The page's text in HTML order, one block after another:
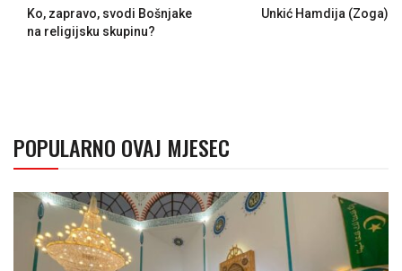
Ko, zapravo, svodi Bošnjake
na religijsku skupinu?
Unkić Hamdija (Zoga)
POPULARNO OVAJ MJESEC